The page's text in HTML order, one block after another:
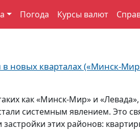
Погода Курсы валют
новых кварталах («Минск-
как «Минск-Мир» и «Левада»,
системным явлением. Это
этих районов: